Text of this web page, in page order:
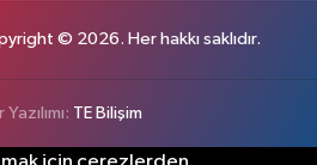
© 2026. Her hakkı saklıdır.
TE Bilişim